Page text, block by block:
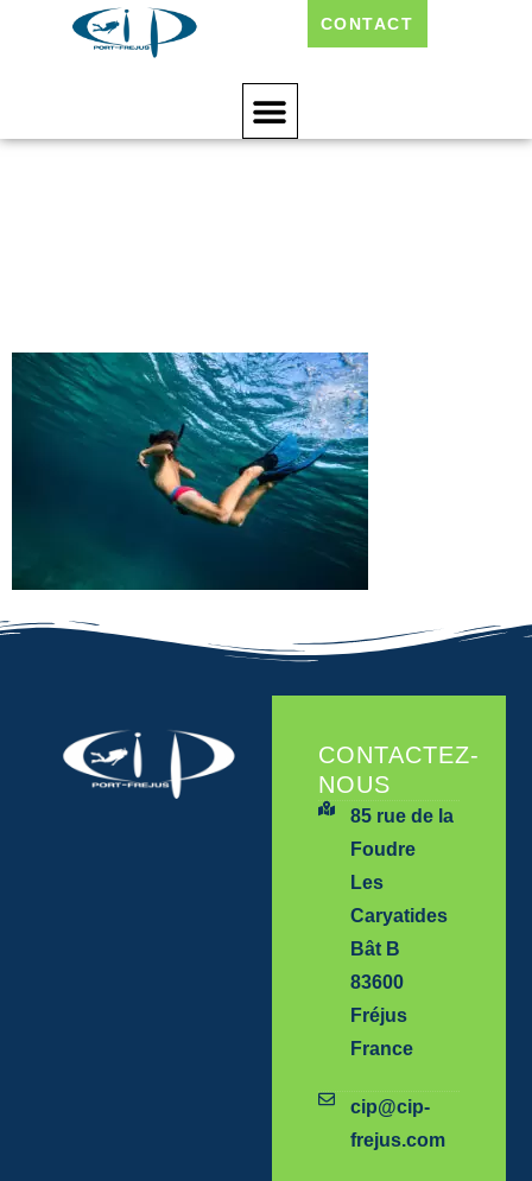
CONTACT
CONTACTEZ-
NOUS
85 rue de la
Foudre
Les
Caryatides
Bât B
83600
Fréjus
France
cip@cip-
frejus.com